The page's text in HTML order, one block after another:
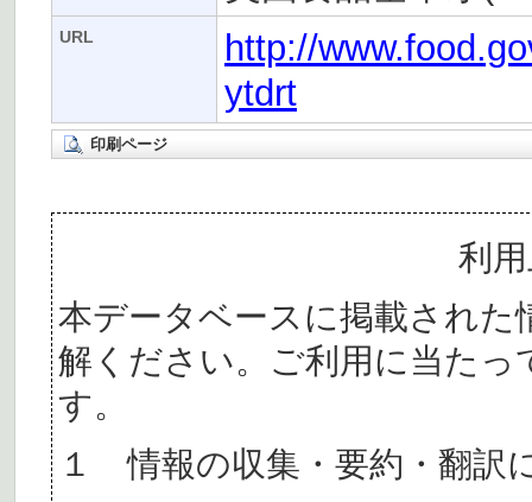
URL
http://
ytdrt
印刷ページ
利
本データベースに掲載された
解ください。ご利用に当た
す。
１ 情報の収集・要約・翻訳